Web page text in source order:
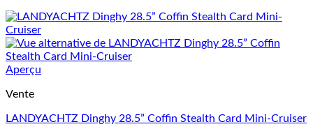
Aperçu
Vente
LANDYACHTZ Dinghy 28.5” Coffin Stealth Card Mini-Cruiser